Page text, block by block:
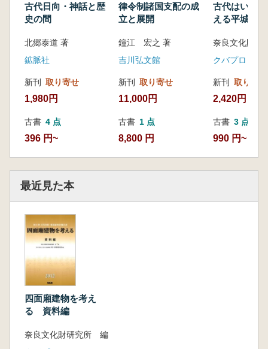
古代日向・神話と歴
史の間
北郷泰道 著
鉱脈社
新刊 取り寄せ
1,980円
古書 4 点
396 円~
律令制諸国支配の成
立と展開
鐘江 宏之 著
吉川弘文館
新刊 取り寄せ
11,000円
古書 1 点
8,800 円
古代はいま
える平城京
奈良文化財
クバプロ
新刊 取り寄せ
2,420円
古書 3 点
990 円~
最近見た本
四面廂建物を考え
る 資料編
奈良文化財研究所 編